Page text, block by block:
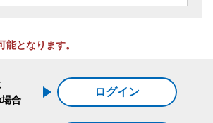
能となります。
合
ログイン